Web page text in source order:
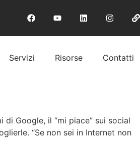
Servizi Risorse Contatti
Google, il “mi piace” sui social
“Se non sei in Internet non